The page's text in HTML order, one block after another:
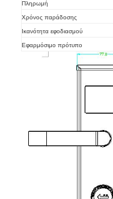
Πληρωμή
Χρόνος παράδοσης
Ικανότητα εφοδιασμού
Εφαρμόσιμο πρότυπο